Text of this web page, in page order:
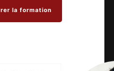
la formation